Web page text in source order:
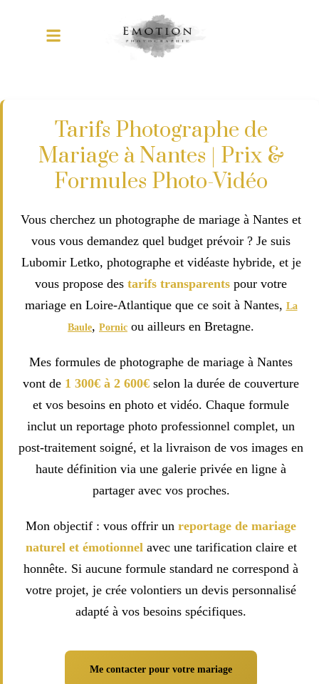
Tarifs Photographe de
Mariage à Nantes | Prix &
Formules Photo-Vidéo
Vous cherchez un photographe de mariage à Nantes et
vous vous demandez quel budget prévoir ? Je suis
Lubomir Letko, photographe et vidéaste hybride, et je
vous propose des tarifs transparents pour votre
mariage en Loire-Atlantique que ce soit à Nantes, La
Baule, Pornic ou ailleurs en Bretagne.
Mes formules de photographe de mariage à Nantes
vont de 1 300€ à 2 600€ selon la durée de couverture
et vos besoins en photo et vidéo. Chaque formule
inclut un reportage photo professionnel complet, un
post-traitement soigné, et la livraison de vos images en
haute définition via une galerie privée en ligne à
partager avec vos proches.
Mon objectif : vous offrir un reportage de mariage
naturel et émotionnel avec une tarification claire et
honnête. Si aucune formule standard ne correspond à
votre projet, je crée volontiers un devis personnalisé
adapté à vos besoins spécifiques.
Me contacter pour votre mariage